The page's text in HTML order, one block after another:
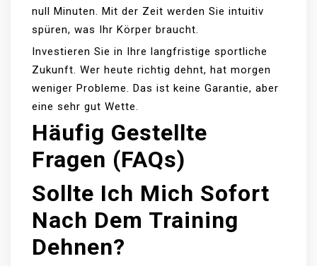
null Minuten. Mit der Zeit werden Sie intuitiv
spüren, was Ihr Körper braucht.
Investieren Sie in Ihre langfristige sportliche
Zukunft. Wer heute richtig dehnt, hat morgen
weniger Probleme. Das ist keine Garantie, aber
eine sehr gut Wette.
Häufig Gestellte
Fragen (FAQs)
Sollte Ich Mich Sofort
Nach Dem Training
Dehnen?